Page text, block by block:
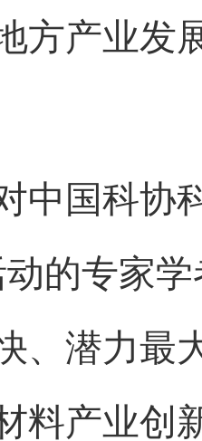
方产业发
国科协科
动的专家
、潜力最
料产业创